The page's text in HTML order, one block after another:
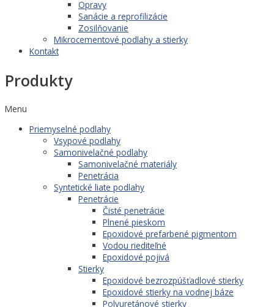
Opravy
Sanácie a reprofilizácie
Zosilňovanie
Mikrocementové podlahy a stierky
Kontakt
Produkty
Menu
Priemyselné podlahy
Vsypové podlahy
Samonivelačné podlahy
Samonivelačné materiály
Penetrácia
Syntetické liate podlahy
Penetrácie
Čisté penetrácie
Plnené pieskom
Epoxidové prefarbené pigmentom
Vodou riediteľné
Epoxidové pojivá
Stierky
Epoxidové bezrozpúšťadlové stierky
Epoxidové stierky na vodnej báze
Polyuretánové stierky